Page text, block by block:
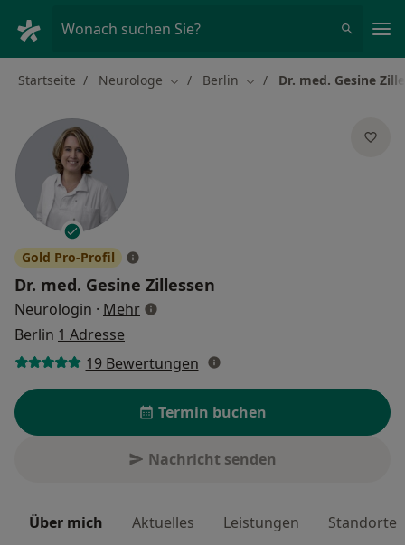
Wonach suchen Sie?
Startseite Neurologe Stadt ändern
Berlin Stadt ändern
Dr. med. Gesine
Gold Pro-Profil
Dr. med. Gesine Zillessen
Neurologin · Mehrüber Spezialisierungen
Berlin 1 Adresse
19 Bewertungen
Termin buchen
Nachricht senden
Über mich Aktuelles Leistungen Standorte